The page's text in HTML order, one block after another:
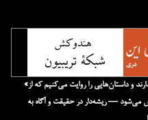
«ما صداهایی را بازتاب می‌دهیم که اهمیت دارند و داستان‌هایی را روایت می‌کنیم که از
می‌شود — ریشه‌دار در حقیقت و آگاه به